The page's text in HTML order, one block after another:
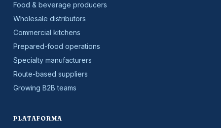
Food & beverage producers
Wholesale distributors
Commercial kitchens
Prepared-food operations
Specialty manufacturers
Route-based suppliers
Growing B2B teams
PLATAFORMA